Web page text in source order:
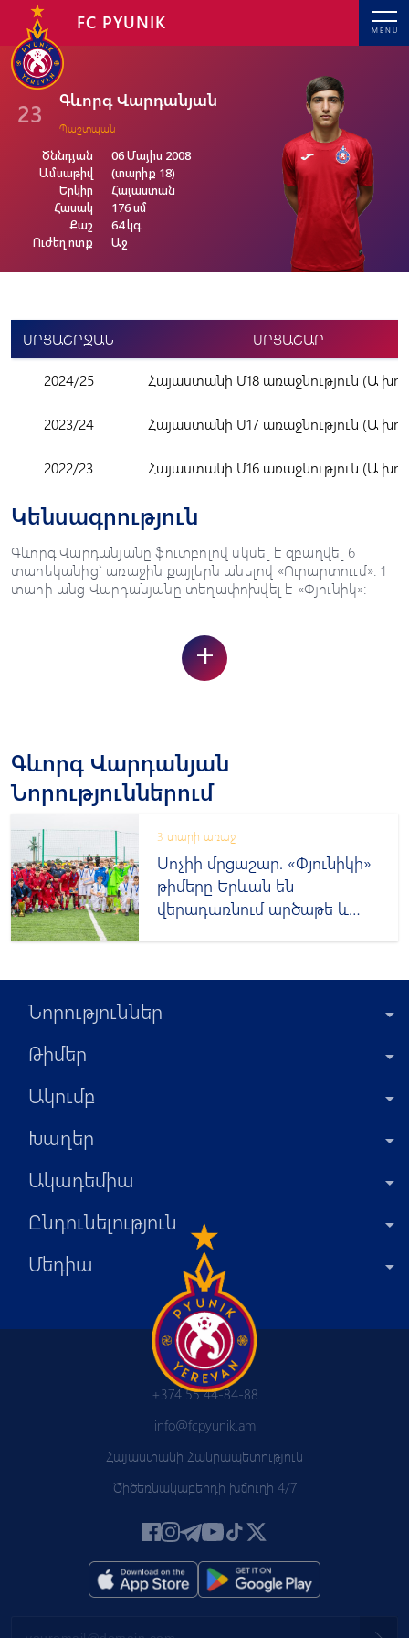
MENU
FC PYUNIK
23 Գևորգ Վարդանյան
Պաշտպան
Ծննդյան
Ամսաթիվ
Երկիր
Հասակ
Քաշ
Ուժեղ ոտք
06 Մայիս 2008
(տարիք 18)
Հայաստան
176 սմ
64 կգ
Աջ
ՄՐՑԱՇՐՋԱՆ ՄՐՑԱՇԱՐ
2024/25 Հայաստանի Մ18 առաջնություն (Ա
2023/24 Հայաստանի Մ17 առաջնություն (Ա
2022/23 Հայաստանի Մ16 առաջնություն (Ա
Կենսագրություն
Գևորգ Վարդանյանը ֆուտբոլով սկսել է զբաղվել 6
տարեկանից` առաջին քայլերն անելով «Ուրարտոււմ»: 1
տարի անց Վարդանյանը տեղափոխվել է «Փյունիկ»:
+
Գևորգ Վարդանյան
Նորություններում
3 տարի առաջ
Սոչիի մրցաշար. «Փյունիկի»
թիմերը Երևան են
վերադառնում արծաթե և
Նորություններ
Թիմեր
Ակումբ
Խաղեր
Ակադեմիա
Ընդունելություն
Մեդիա
+374 55 44-84-88
info@fcpyunik.am
Հայաստանի Հանրապետություն
Ծիծեռնակաբերդի խճուղի 4/7